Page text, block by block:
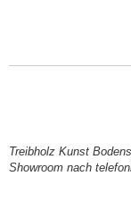
Treibholz Kunst
Showroom nach